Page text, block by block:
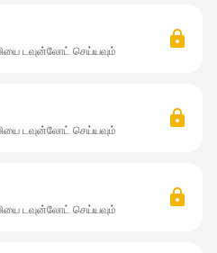
டவுன்லோட் செய்யவும்
டவுன்லோட் செய்யவும்
டவுன்லோட் செய்யவும்